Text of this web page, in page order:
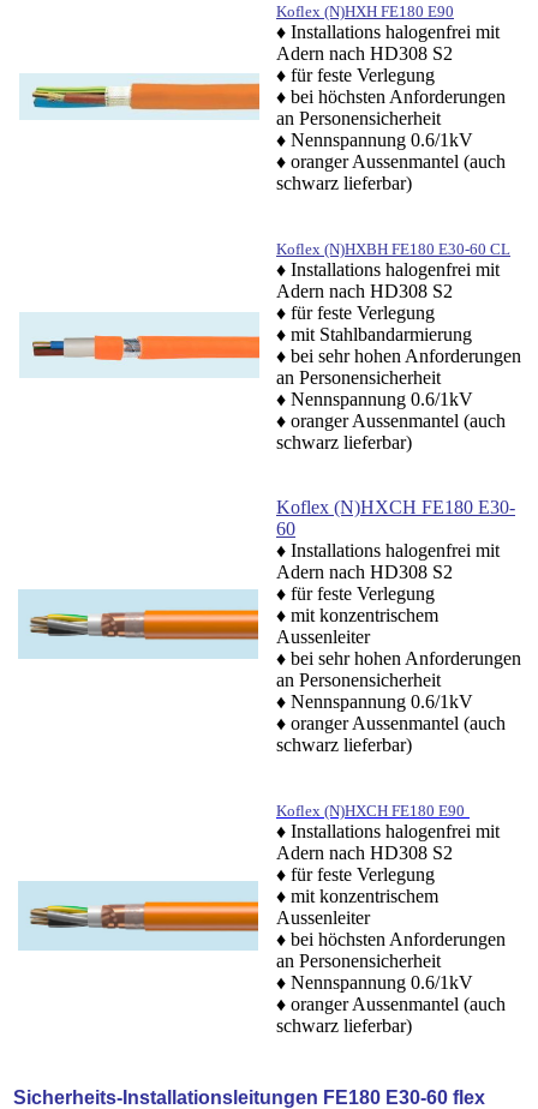
Koflex (N)HXH FE180 E90
♦ Installations halogenfrei mit
Adern nach HD308 S2
♦ für feste Verlegung
♦ bei höchsten Anforderungen
an Personensicherheit
♦ Nennspannung 0.6/1kV
♦ oranger Aussenmantel (auch
schwarz lieferbar)
Koflex (N)HXBH FE180 E30-60 CL
♦ Installations halogenfrei mit
Adern nach HD308 S2
♦ für feste Verlegung
♦ mit Stahlbandarmierung
♦ bei sehr hohen Anforderungen
an Personensicherheit
♦ Nennspannung 0.6/1kV
♦ oranger Aussenmantel (auch
schwarz lieferbar)
Koflex (N)HXCH FE180 E30-
60
♦ Installations halogenfrei mit
Adern nach HD308 S2
♦ für feste Verlegung
♦ mit konzentrischem
Aussenleiter
♦ bei sehr hohen Anforderungen
an Personensicherheit
♦ Nennspannung 0.6/1kV
♦ oranger Aussenmantel (auch
schwarz lieferbar)
Koflex (N)HXCH FE180 E90
♦ Installations halogenfrei mit
Adern nach HD308 S2
♦ für feste Verlegung
♦ mit konzentrischem
Aussenleiter
♦ bei höchsten Anforderungen
an Personensicherheit
♦ Nennspannung 0.6/1kV
♦ oranger Aussenmantel (auch
schwarz lieferbar)
Sicherheits-Installationsleitungen FE180 E30-60 flex